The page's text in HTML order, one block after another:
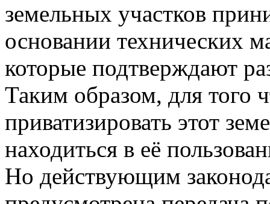
земельных участков
основании технических
которые подтверждают
Таким образом, для того
приватизировать этот
находиться в её
Но действующим